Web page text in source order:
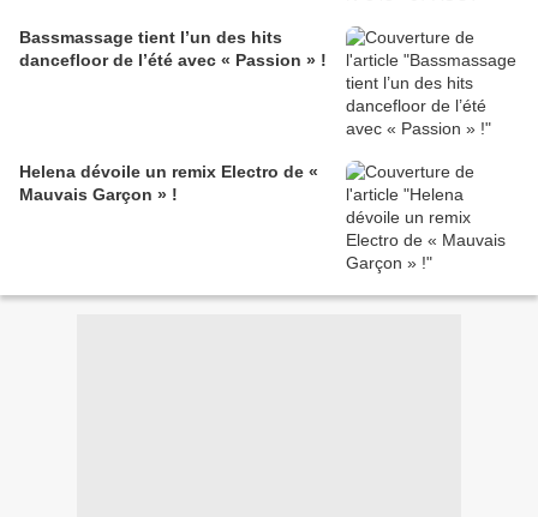
Bassmassage tient l’un des hits
dancefloor de l’été avec « Passion » !
Helena dévoile un remix Electro de «
Mauvais Garçon » !